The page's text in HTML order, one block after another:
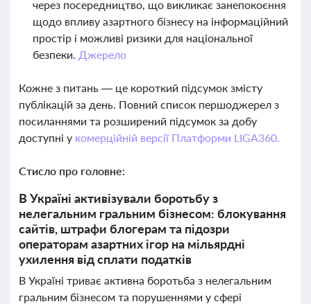
через посередництво, що викликає занепокоєння
щодо впливу азартного бізнесу на інформаційний
простір і можливі ризики для національної
безпеки. Джерело
Кожне з питань — це короткий підсумок змісту
публікацій за день. Повний список першоджерел з
посиланнями та розширений підсумок за добу
доступні у комерційній версії Платформи LIGA360.
Стисло про головне:
В Україні активізували боротьбу з
нелегальним гральним бізнесом: блокування
сайтів, штрафи блогерам та підозри
операторам азартних ігор на мільярдні
ухилення від сплати податків
В Україні триває активна боротьба з нелегальним
гральним бізнесом та порушеннями у сфері